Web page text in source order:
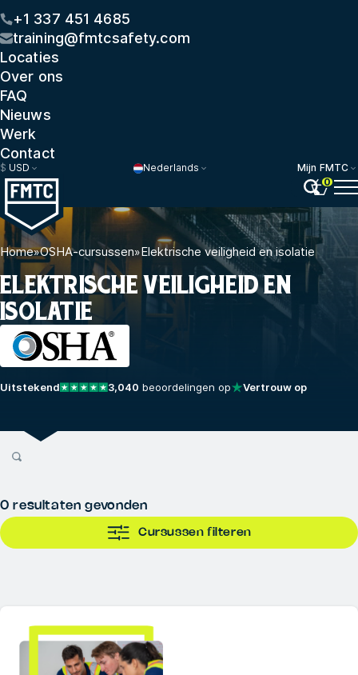
+1 337 451 4685
training@fmtcsafety.com
Locaties
Over ons
FAQ
Nieuws
Werk
Contact
$ USD Nederlands
Mijn FMTC
0
Home»OSHA-cursussen»Elektrische veiligheid en isolatie
ELEKTRISCHE VEILIGHEID EN
ISOLATIE
Uitstekend 3,040 beoordelingen op Vertrouw op
0 resultaten gevonden
Cursussen filteren